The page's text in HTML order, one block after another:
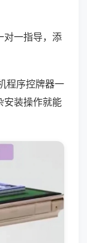
对一指导，添
程序控牌器一
安装操作就能